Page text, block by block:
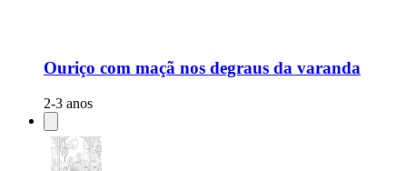
Ouriço com maçã nos degraus da varanda
2-3 anos